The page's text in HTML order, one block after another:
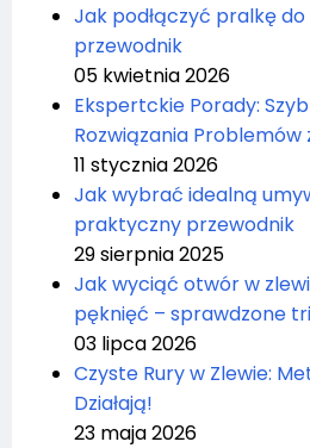
Jak podłączyć pralkę do
przewodnik
05 kwietnia 2026
Ekspertckie Porady:
Rozwiązania Problemów
11 stycznia 2026
Jak wybrać idealną
praktyczny przewodnik
29 sierpnia 2025
Jak wyciąć otwór w
pęknięć – sprawdzone
03 lipca 2026
Czyste Rury w Zlewie:
Działają!
23 maja 2026